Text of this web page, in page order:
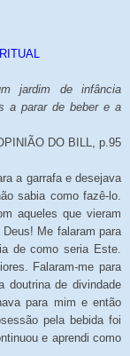
jardim de infância
a parar de beber e a
DO BILL, p.95
a garrafa e desejava
sabia como fazê-lo.
aqueles que vieram
Me falaram para
de como seria Este.
Falaram-me para
doutrina de divindade
para mim e então
pela bebida foi
e aprendi como